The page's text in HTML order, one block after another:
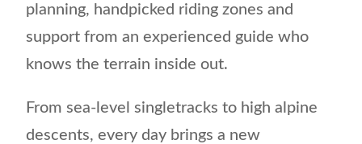
planning, handpicked riding zones and
support from an experienced guide who
knows the terrain inside out.
From sea-level singletracks to high alpine
descents, every day brings a new